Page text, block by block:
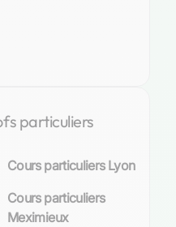
particuliers
Cours particuliers Lyon
Cours particuliers
Meximieux